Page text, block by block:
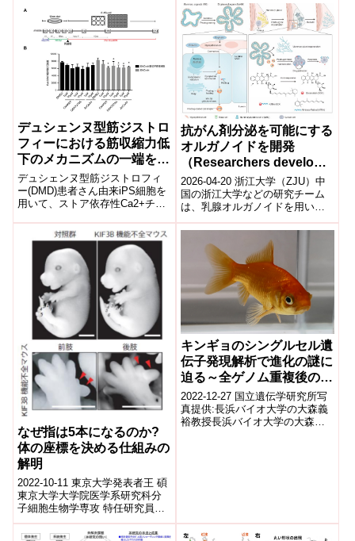
デュシェンヌ型筋ジストロ
フィーにおける筋収縮力低
下のメカニズムの一端を解
明
デュシェンヌ型筋ジストロフィ
ー(DMD)患者さん由来iPS細胞を
用いて、ストア依存性Ca2+チャ
合体が、DMDの病態の一つとさ
れている骨格筋細胞へのカルシ
ウム過剰流入を制御しているこ
とを見出しました。
抗がん剤分泌を可能にする
オルガノイドを開発
（Researchers develop
organoids for secretion
of anticancer drug）
2026-04-20 浙江大学（ZJU）中
国の浙江大学などの研究チーム
は、乳腺オルガノイドを用いた
新しい抗がん薬送達システムを
開発した。乳腺オルガノイドは
乳腺の...
なぜ指は5本になるのか?
体の座標を決める仕組みの
解明
2022-10-11 東京大学発表者王 碩
東京大学大学院医学系研究科分
子細胞生物学専攻 特任研究員田
中 庸介 東京大学大学院医学系研
究科分子細胞生物学専攻 講...
キンギョのシングルセル遺
伝子発現解析で進化の謎に
迫る～全ゲノム重複後の遺
伝子発現パターンの進化を
シングルセルレベルで解析
～
2022-12-27 国立遺伝学研究所写
真提供:長浜バイオ大学の大森義
裕教授長浜バイオ大学の大森義